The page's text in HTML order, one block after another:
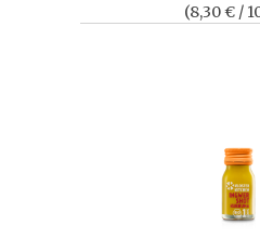
(8,30 € /